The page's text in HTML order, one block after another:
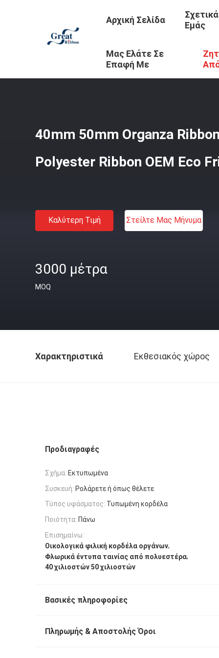
Αρχική Σελίδα
Εμάς
Μας Ελάτε Σε
Επαφή Με
Προϊόντα / Τυπωμένη Κορδέλα
40mm 50mm Organza
Polyester Ribbon OEM Eco
Καλύτερη Τιμή Στείλτε Μας Μήνυμα
3000 μέτρα
MOQ
Χαρακτηριστικά Εκθεσιακός χώρος
Προδιαγραφές
Σχήμα: Εκτυπωμένα
Συσκευή: Ρολάρετε ή όπως θέλετε
Τύπος υφάσματος: Τυπωμένη κορδέλα
Ποιότητα: Πάνω
Επισημαίνω:
Οικολογικά φιλική κορδέλα οργάνων,
Φλωρικά έντυπα ταινίας από πολυεστέρα,
40 χιλιοστών 50 χιλιοστών
Βασικές πληροφορίες
Πληρωμής & Αποστολής Όροι